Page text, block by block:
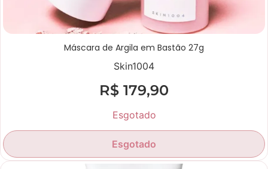
Máscara de Argila em Bastão 27g
Skin1004
R$ 179,90
Esgotado
Esgotado